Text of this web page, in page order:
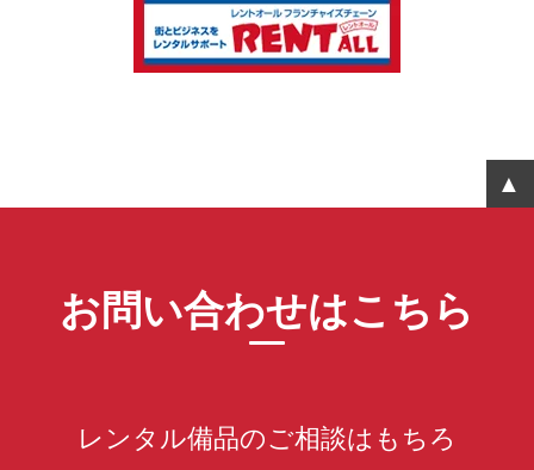
お問い合わせはこちら
レンタル備品のご相談はもちろ